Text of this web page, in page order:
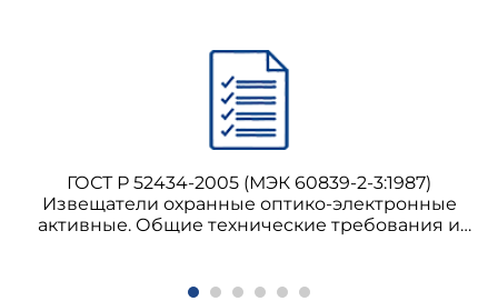
пользования - на официальном сайте
Федерального агентства по техническому
регулированию и метрологии в сети
ГОСТ Р 52434-2005 (МЭК 60839-2-3:1987)
Извещатели охранные оптико-электронные
активные. Общие технические требования и